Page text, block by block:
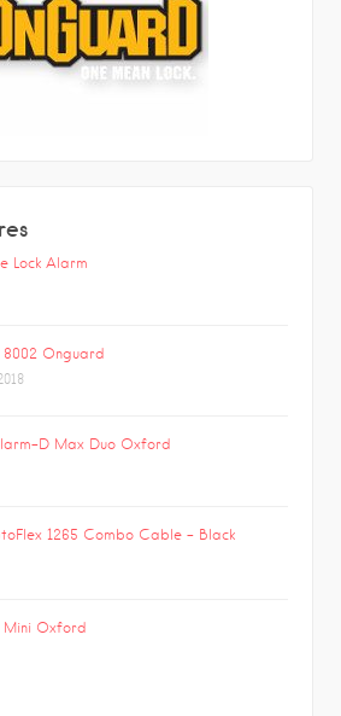
Lock Alarm
8002 Onguard
D Max Duo Oxford
1265 Combo Cable – Black
Oxford